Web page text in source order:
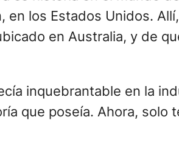
los Estados Unidos.
en Australia, y de
inquebrantable en la
que poseía. Ahora,